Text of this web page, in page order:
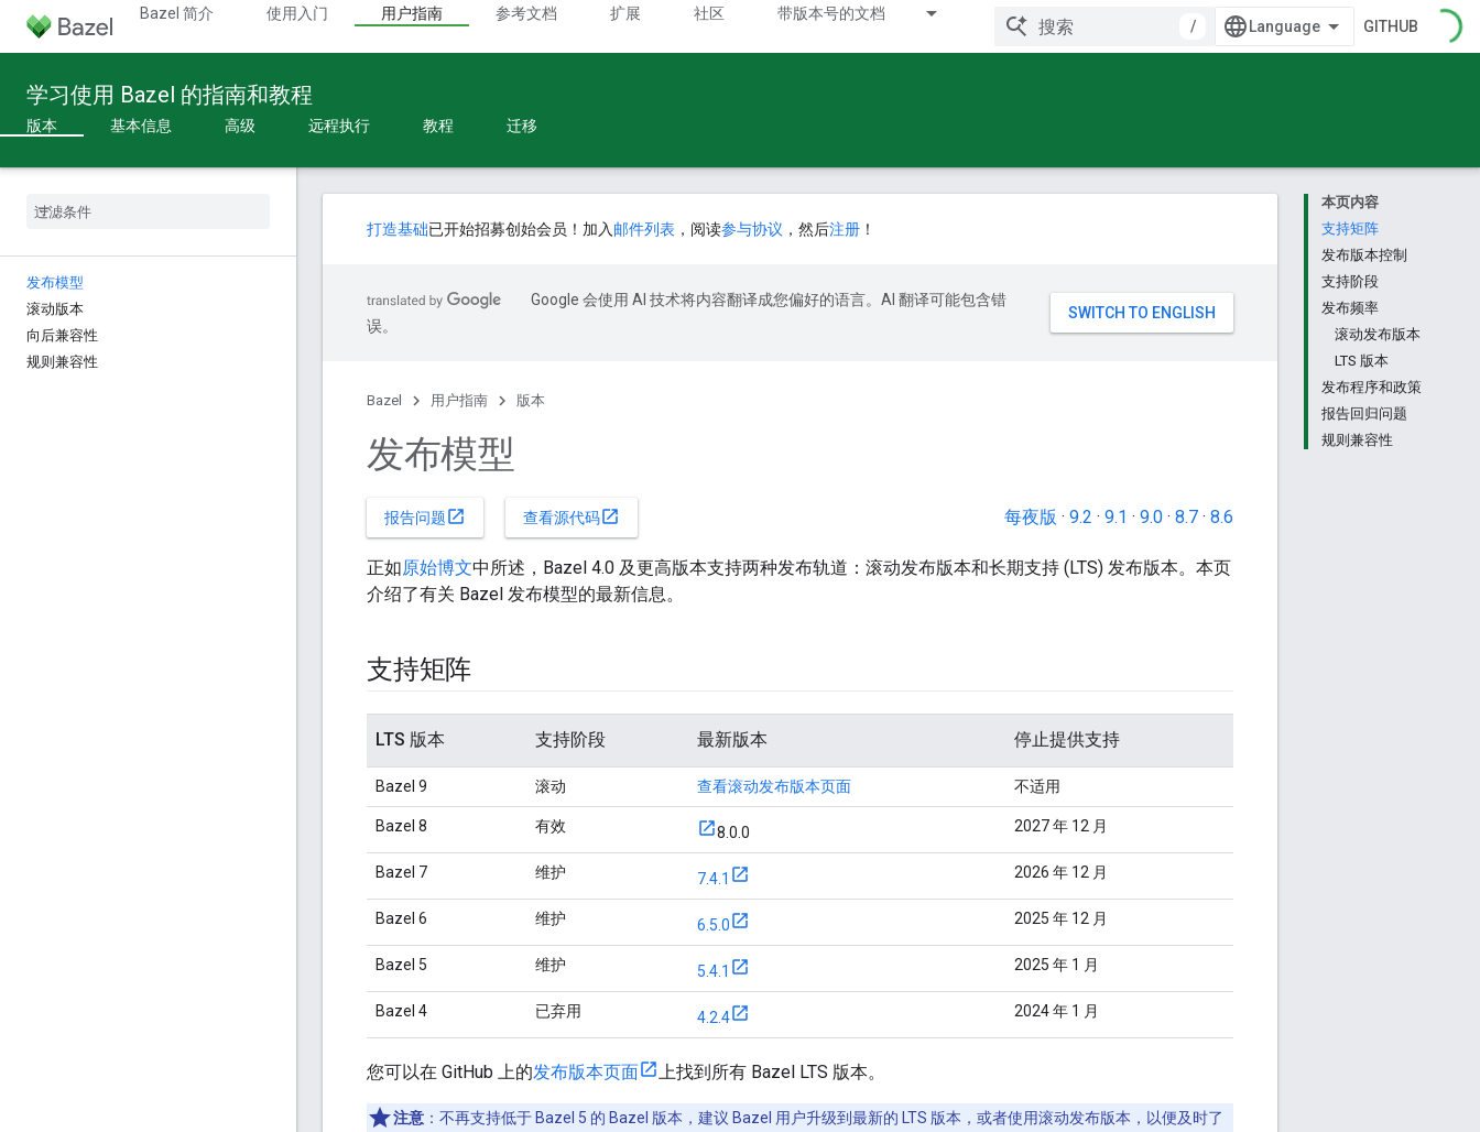
Bazel 简介 使用入门 用户指南 参考文档 扩展 社区 带版本号的文档
/ GITHUB
学习使用 Bazel 的指南和教程
版本 基本信息 高级 远程执行 教程 迁移
发布模型
滚动版本
向后兼容性
规则兼容性
本页内容
支持矩阵
发布版本控制
支持阶段
发布频率
滚动发布版本
LTS 版本
发布程序和政策
报告回归问题
规则兼容性
打造基础已开始招募创始会员！加入 邮件列表 ，阅读参与协议 ，然后注册 ！
Google 会使用 AI 技术将内容翻译成您偏好的语言。AI 翻译可能包含错
误。
Bazel 用户指南 版本
发布模型
报告问题open_in_new 查看源代码open_in_new 每夜版 · 9.2 · 9.1 · 9.0 · 8.7 · 8.6
正如原始博文中所述，Bazel 4.0 及更高版本支持两种发布轨道：滚动发布版本和长期支持 (LTS) 发布版本。本页
介绍了有关 Bazel 发布模型的最新信息。
支持矩阵
LTS 版本 支持阶段 最新版本 停止提供支持
Bazel 9 滚动 查看滚动发布版本页面 不适用
Bazel 8 有效 8.0.0 2027 年 12 月
Bazel 7 维护 7.4.1 2026 年 12 月
Bazel 6 维护 6.5.0 2025 年 12 月
Bazel 5 维护 5.4.1 2025 年 1 月
Bazel 4 已弃用 4.2.4 2024 年 1 月
您可以在 GitHub 上的发布版本页面 上找到所有 Bazel LTS 版本。
注意 ： 不再支持低于 Bazel 5 的 Bazel 版本，建议 Bazel 用户升级到最新的 LTS 版本，或者使用滚动发布版本，以便及时了